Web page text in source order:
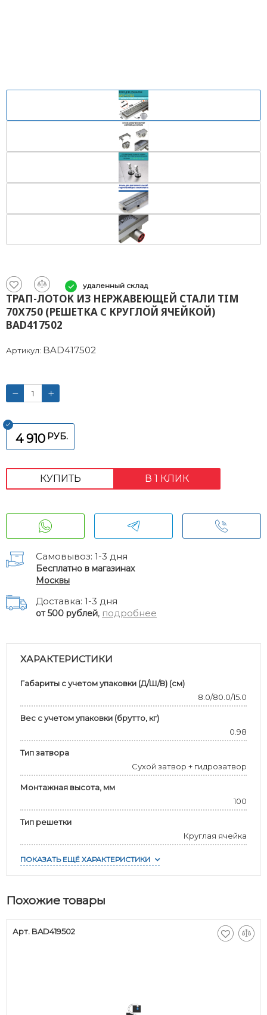
удаленный склад
ТРАП-ЛОТОК ИЗ НЕРЖАВЕЮЩЕЙ СТАЛИ TIM
70Х750 (РЕШЕТКА С КРУГЛОЙ ЯЧЕЙКОЙ)
BAD417502
Артикул: BAD417502
4 910 РУБ.
КУПИТЬ В 1 КЛИК
Самовывоз: 1-3 дня
Бесплатно в магазинах
Москвы
Доставка: 1-3 дня
от 500 рублей, подробнее
ХАРАКТЕРИСТИКИ
Габариты с учетом упаковки (Д/Ш/В) (см)
8.0/80.0/15.0
Вес с учетом упаковки (брутто, кг)
0.98
Тип затвора
Сухой затвор + гидрозатвор
Монтажная высота, мм
100
Тип решетки
Круглая ячейка
ПОКАЗАТЬ ЕЩЁ ХАРАКТЕРИСТИКИ
Похожие товары
Арт. BAD419502